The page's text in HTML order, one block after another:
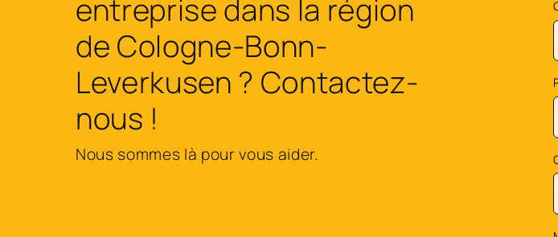
entreprise dans la région
de Cologne-Bonn-
Leverkusen ? Contactez-
nous !
Nous sommes là pour vous aider.